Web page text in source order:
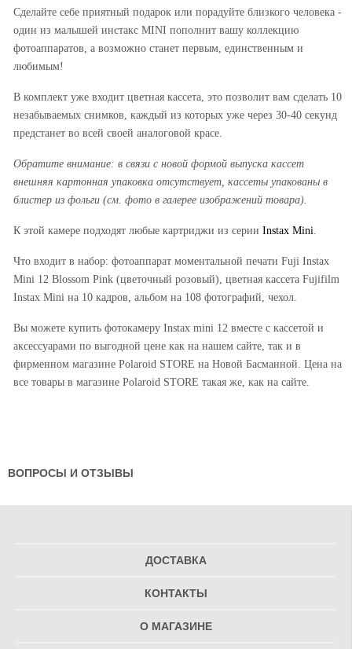
Сделайте себе приятный подарок или порадуйте близкого человека -
один из малышей инстакс MINI пополнит вашу коллекцию
фотоаппаратов, а возможно станет первым, единственным и
любимым!
В комплект уже входит цветная кассета, это позволит вам сделать 10
незабываемых снимков, каждый из которых уже через 30-40 секунд
предстанет во всей своей аналоговой красе.
Обратите внимание: в связи с новой формой выпуска кассет
внешняя картонная упаковка отсутствует, кассеты упакованы в
блистер из фольги (см. фото в галерее изображений товара).
К этой камере подходят любые картриджи из серии Instax Mini
Что входит в набор: фотоаппарат моментальной печати Fuji Instax
Mini 12 Blossom Pink (цветочный розовый), цветная кассета Fujifilm
Instax Mini на 10 кадров, альбом на 108 фотографий, чехол.
Вы можете купить фотокамеру Instax mini 12 вместе с кассетой и
аксессуарами по выгодной цене как на нашем сайте, так и в
фирменном магазине Polaroid STORE на Новой Басманной. Цена на
все товары в магазине Polaroid STORE такая же, как на сайте.
ВОПРОСЫ И ОТЗЫВЫ
ДОСТАВКА
КОНТАКТЫ
О МАГАЗИНЕ